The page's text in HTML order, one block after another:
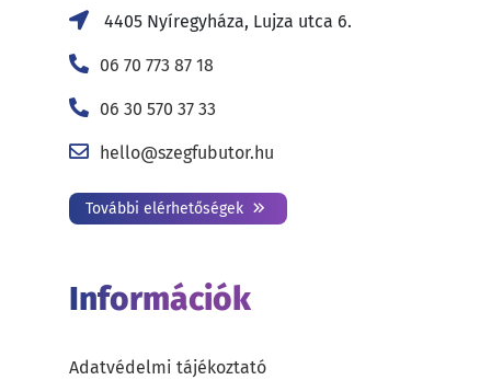
4405 Nyíregyháza, Lujza utca 6.
06 70 773 87 18
06 30 570 37 33
hello@szegfubutor.hu
További elérhetőségek
Információk
Adatvédelmi tájékoztató